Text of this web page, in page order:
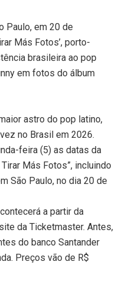
Paulo, em 20 de
Más Fotos’, porto-
brasileira ao pop
em fotos do álbum
astro do pop latino,
no Brasil em 2026.
feira (5) as datas da
Más Fotos”, incluindo
São Paulo, no dia 20 de
a partir da
da Ticketmaster. Antes,
do banco Santander
Preços vão de R$